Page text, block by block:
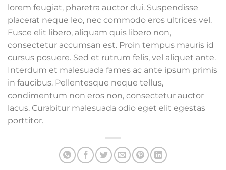
lorem feugiat, pharetra auctor dui. Suspendisse
placerat neque leo, nec commodo eros ultrices vel.
Fusce elit libero, aliquam quis libero non,
consectetur accumsan est. Proin tempus mauris id
cursus posuere. Sed et rutrum felis, vel aliquet ante.
Interdum et malesuada fames ac ante ipsum primis
in faucibus. Pellentesque neque tellus,
condimentum non eros non, consectetur auctor
lacus. Curabitur malesuada odio eget elit egestas
porttitor.